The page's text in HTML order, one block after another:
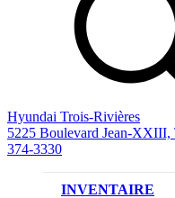
Hyundai Trois-Rivières
5225 Boulevard Jean-
374-3330
INVENTAIRE